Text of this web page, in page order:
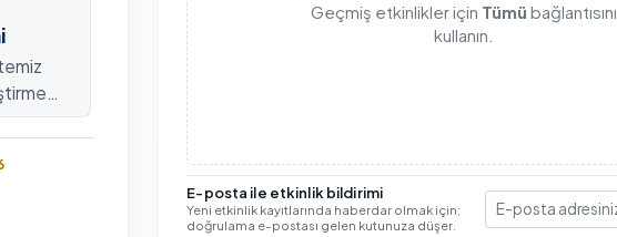
Geçmiş etkinlikler için Tümü bağlantısını
kullanın.
E-posta ile etkinlik bildirimi
Yeni etkinlik kayıtlarında haberdar olmak için;
doğrulama e-postası gelen kutunuza düşer.
E-posta